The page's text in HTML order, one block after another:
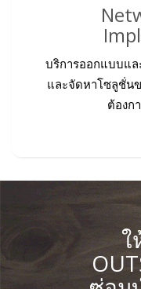
บริการออกแบบแล
และจัดหาโซลูชั่น
ต้องก
ใ